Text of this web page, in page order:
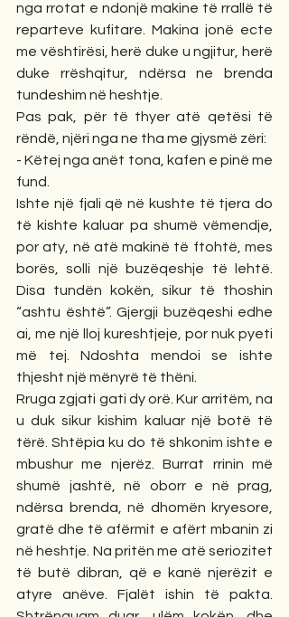
nga rrotat e ndonjë makine të rrallë të
reparteve kufitare. Makina jonë ecte
me vështirësi, herë duke u ngjitur, herë
duke rrëshqitur, ndërsa ne brenda
tundeshim në heshtje.
Pas pak, për të thyer atë qetësi të
rëndë, njëri nga ne tha me gjysmë zëri:
- Këtej nga anët tona, kafen e pinë me
fund.
Ishte një fjali që në kushte të tjera do
të kishte kaluar pa shumë vëmendje,
por aty, në atë makinë të ftohtë, mes
borës, solli një buzëqeshje të lehtë.
Disa tundën kokën, sikur të thoshin
“ashtu është”. Gjergji buzëqeshi edhe
ai, me një lloj kureshtjeje, por nuk pyeti
më tej. Ndoshta mendoi se ishte
thjesht një mënyrë të thëni.
Rruga zgjati gati dy orë. Kur arritëm, na
u duk sikur kishim kaluar një botë të
tërë. Shtëpia ku do të shkonim ishte e
mbushur me njerëz. Burrat rrinin më
shumë jashtë, në oborr e në prag,
ndërsa brenda, në dhomën kryesore,
gratë dhe të afërmit e afërt mbanin zi
në heshtje. Na pritën me atë seriozitet
të butë dibran, që e kanë njerëzit e
atyre anëve. Fjalët ishin të pakta.